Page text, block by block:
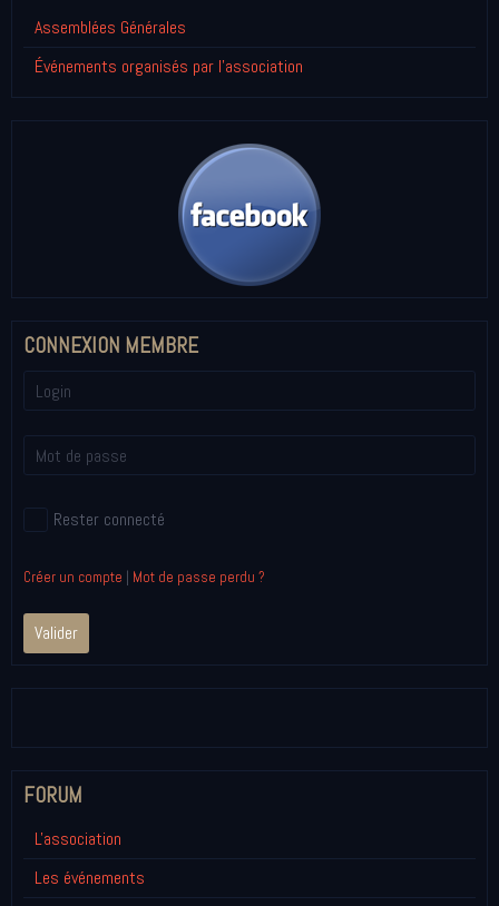
Assemblées Générales
Événements organisés par l'association
CONNEXION MEMBRE
Rester connecté
Créer un compte | Mot de passe perdu ?
Valider
FORUM
L'association
Les événements